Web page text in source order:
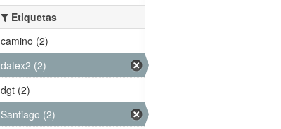
Etiquetas
camino (2)
datex2 (2)
dgt (2)
Santiago (2)